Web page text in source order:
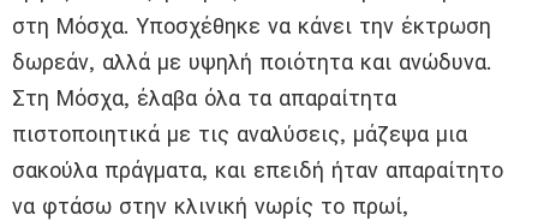
στη Μόσχα. Υποσχέθηκε να κάνει την έκτρωση
δωρεάν, αλλά με υψηλή ποιότητα και ανώδυνα.
Στη Μόσχα, έλαβα όλα τα απαραίτητα
πιστοποιητικά με τις αναλύσεις, μάζεψα μια
σακούλα πράγματα, και επειδή ήταν απαραίτητο
να φτάσω στην κλινική νωρίς το πρωί,